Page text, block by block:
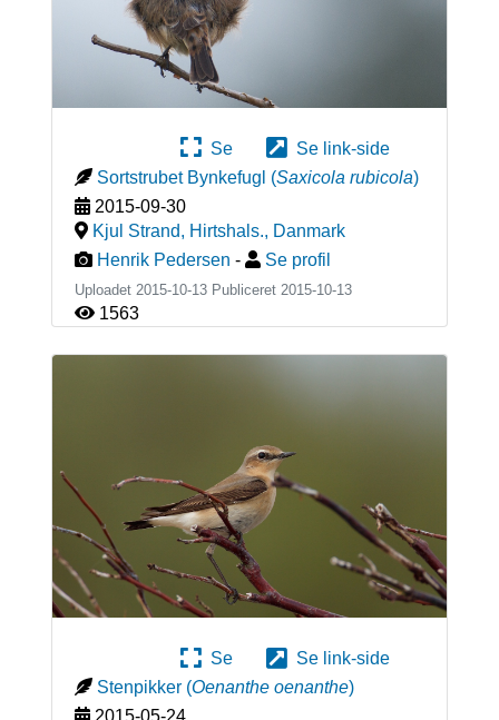
Se
Se link-side
Sortstrubet Bynkefugl (Saxicola rubicola)
2015-09-30
Kjul Strand, Hirtshals., Danmark
Henrik Pedersen - Se profil
Uploadet 2015-10-13 Publiceret 2015-10-13
1563
Se
Se link-side
Stenpikker (Oenanthe oenanthe)